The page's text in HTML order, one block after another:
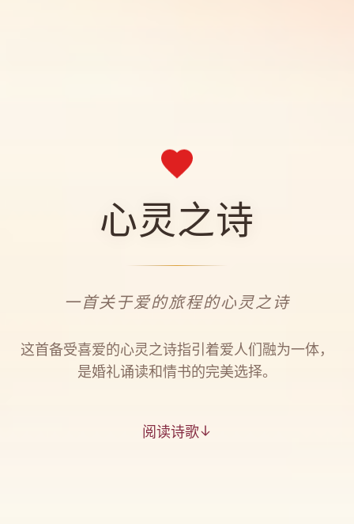
心灵之诗
一首关于爱的旅程的心灵之诗
这首备受喜爱的心灵之诗指引着爱人们融为一体，
是婚礼诵读和情书的完美选择。
阅读诗歌